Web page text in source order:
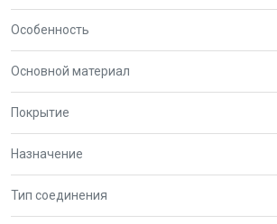
Особенность
Основной материал
Покрытие
Назначение
Тип соединения